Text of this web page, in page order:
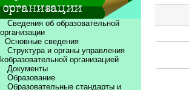
Сведения об образовательной
организации
Основные сведения
Структура и органы управления
kобразовательной организацией
Документы
Образование
Образовательные стандарты и